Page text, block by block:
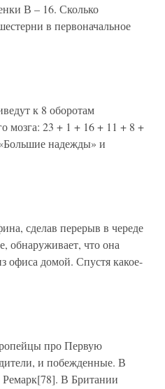
В – 16. Сколько
в первоначальное
к 8 оборотам
мозга: 23 + 1 + 16 + 11 + 8 +
надежды» и
сделав перерыв в череде
обнаруживает, что она
офиса домой. Спустя какое-
про Первую
и побежденные. В
В Британии